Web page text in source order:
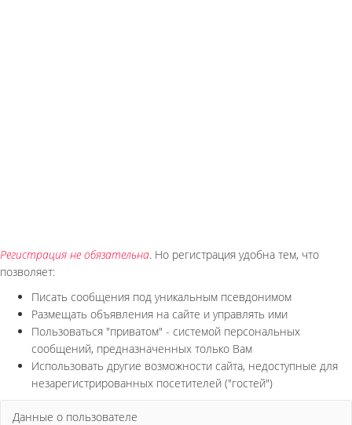
Регистрация не обязательна. Но регистрация удобна тем, что
позволяет:
Писать сообщения под уникальным псевдонимом
Размещать объявления на сайте и управлять ими
Пользоваться "приватом" - системой персональных
сообщений, предназначенных только Вам
Использовать другие возможности сайта, недоступные для
незарегистрированных посетителей ("гостей")
Данные о пользователе